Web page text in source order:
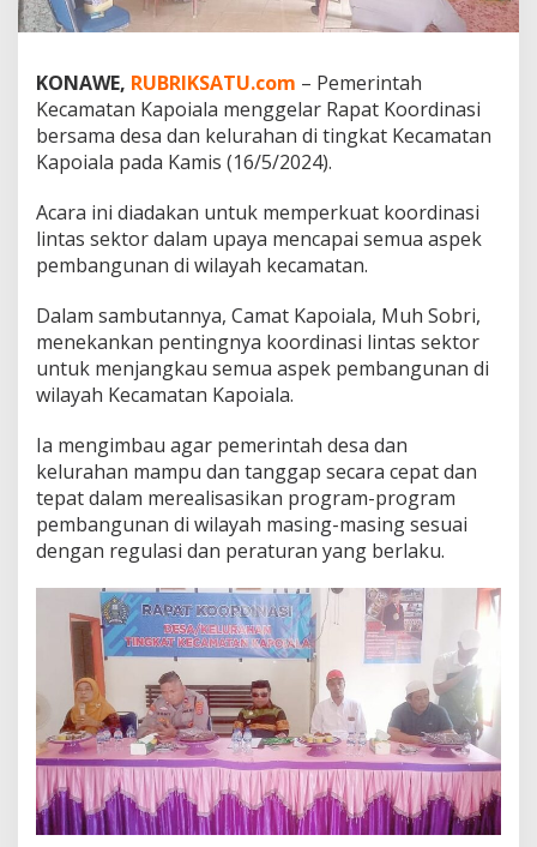
a
p
i
a
l
a
G
l
a
r
R
p
a
t
K
o
r
d
n
a
s
T
i
n
g
k
a
t
K
e
c
a
m
KONAWE, RUBRIKSATU.com – Pemerintah
Kecamatan Kapoiala menggelar Rapat Koordinasi
bersama desa dan kelurahan di tingkat Kecamatan
Kapoiala pada Kamis (16/5/2024).
Acara ini diadakan untuk memperkuat koordinasi
lintas sektor dalam upaya mencapai semua aspek
pembangunan di wilayah kecamatan.
Dalam sambutannya, Camat Kapoiala, Muh Sobri,
menekankan pentingnya koordinasi lintas sektor
untuk menjangkau semua aspek pembangunan di
wilayah Kecamatan Kapoiala.
Ia mengimbau agar pemerintah desa dan
kelurahan mampu dan tanggap secara cepat dan
tepat dalam merealisasikan program-program
pembangunan di wilayah masing-masing sesuai
dengan regulasi dan peraturan yang berlaku.